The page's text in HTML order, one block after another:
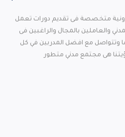
متخصصة فى تقديم دورات تعمل
والعاملين بالمجال والراغبين فى
وتتواصل مع افضل المدربين في كل
هى مجتمع مدني متطور